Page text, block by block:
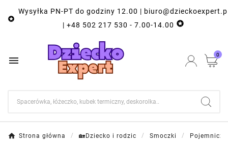

Wysyłka PN-PT do godziny 12.00 |
| +48 502 217 530 - 7.00-14.00 
 0
Strona główna 🏡Dziecko i rodzic Smoczki